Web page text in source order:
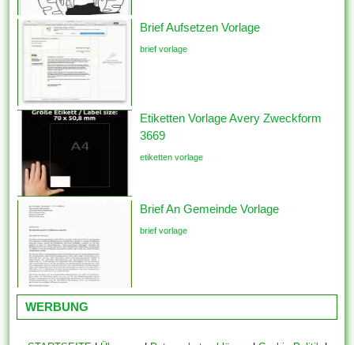
Brief Aufsetzen Vorlage
brief vorlage
Etiketten Vorlage Avery Zweckform
3669
etiketten vorlage
Brief An Gemeinde Vorlage
brief vorlage
WERBUNG